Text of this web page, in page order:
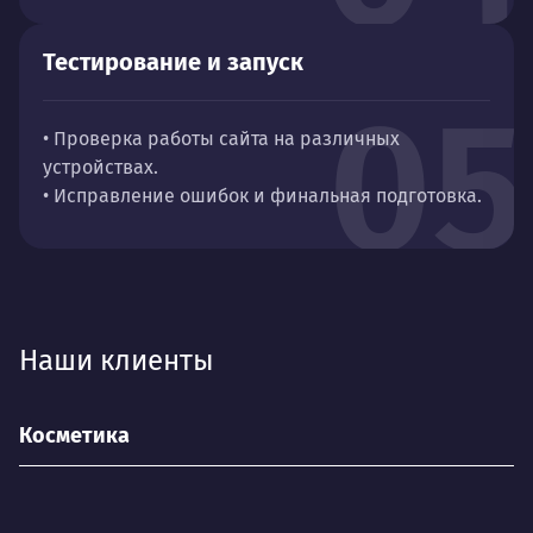
05
Тестирование и запуск
• Проверка работы сайта на различных
устройствах.
• Исправление ошибок и финальная подготовка.
Наши клиенты
Косметика